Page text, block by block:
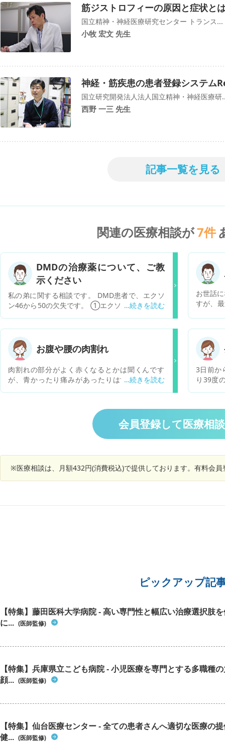
筋ジストロフィーの原因と症状と
国立精神・神経医療研究センター トランス...
小牧 宏文 先生
神経・筋疾患の患者登録システム
国立研究開発法人法人国立精神・神経医療研
西野 一三 先生
記事一覧を見る
関連の医療相談が7件
DMDの治療薬について、ご教
示ください
私の弟に関する相談です。 DMD患者で、エクソ
ン46から50の欠失です。 ①エクソン51スキップ
速承認された、核酸医薬品であるExondys51はP
OCが取得できていないようです。そのため、PM
DAは承認しないでしょう。私の弟が使用できる
可能性があり、最も上市の可能性が高いパイプラ
インをご教示ください。 何卒、よろしくお願い申
し上げます。
お世話
すが、
ここの
とalsと
ではな
願いい
お腹や腰の肉割れ
肉割れの部分がよく赤くなるとかは聞くんです
が、青かったり痛みがあったりはするもんです
る感じです。 それも肉割れなんでしょうか。
3日前か
り39度
2/7に左
で同様
関節と
左足裏
くが４
いう繰
会員登録して医療相
※医療相談は、月額432円(消費税込)で提供しております。有料会
ピックアップ記
【特集】藤田医科大学病院 - 高い専門性と幅広い治療選択肢
に... (医師監修)
【特集】兵庫県立こども病院 - 小児医療を専門とする多職種
顔... (医師監修)
【特集】仙台医療センター - 全ての患者さんへ適切な医療の
健... (医師監修)